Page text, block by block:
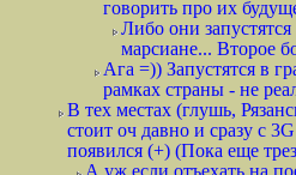
говорить про их
Либо они
марсиане... Второе
Ага =)) Запустятся в
рамках страны - не
В тех местах (глушь,
стоит оч давно и сразу с
появился (+) (Пока еще
А уж если отъехать на